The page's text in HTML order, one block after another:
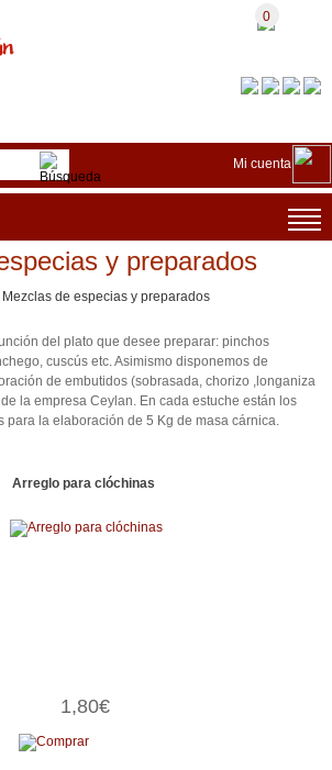
0
Mi cuenta
y preparados
Mezclas de especias y preparados
del plato que desee preparar: pinchos
cuscús etc. Asimismo disponemos de
de embutidos (sobrasada, chorizo ,longaniza
la empresa Ceylan. En cada estuche están los
para la elaboración de 5 Kg de masa cárnica.
Arreglo para clóchinas
1,80€